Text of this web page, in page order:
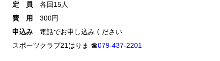
定 員 各回15人
費 用
300円
申込み 電話でお申し込みください
スポーツクラブ21はりま ☎079-437-2201